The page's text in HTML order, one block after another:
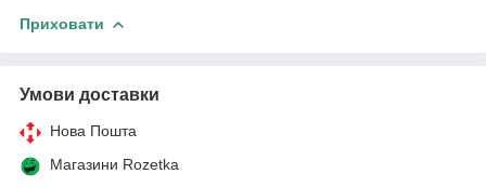
Приховати
Умови доставки
Нова Пошта
Магазини Rozetka